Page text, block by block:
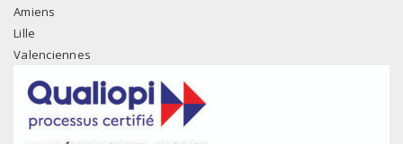
Amiens
Lille
Valenciennes